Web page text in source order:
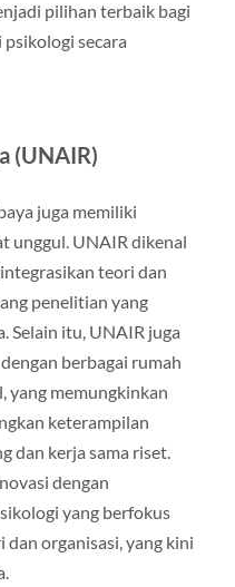
pilihan terbaik bagi
secara
(UNAIR)
juga memiliki
unggul. UNAIR dikenal
teori dan
penelitian yang
Selain itu, UNAIR juga
berbagai rumah
yang memungkinkan
keterampilan
dan kerja sama riset.
dengan
yang berfokus
organisasi, yang kini